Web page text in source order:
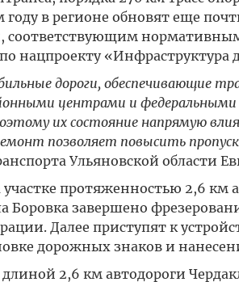
в регионе обновят еще
соответствующим
нацпроекту «Инфраструктура
дороги, обеспечивающие
центрами и
их состояние напрямую
позволяет повысить
Ульяновской области
протяженностью 2,6 км
Боровка завершено
Далее приступят к
дорожных знаков и
длиной 2,6 км автодороги